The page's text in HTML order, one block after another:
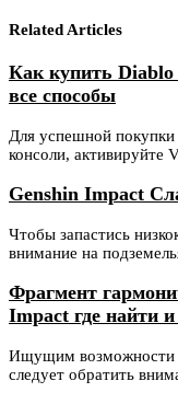
Related Articles
Как купить
все способы
Для успешной
консоли, активируйте
Genshin Impact
Чтобы запастись
внимание на
Фрагмент
Impact где найти
Ищущим возможности
следует обратить